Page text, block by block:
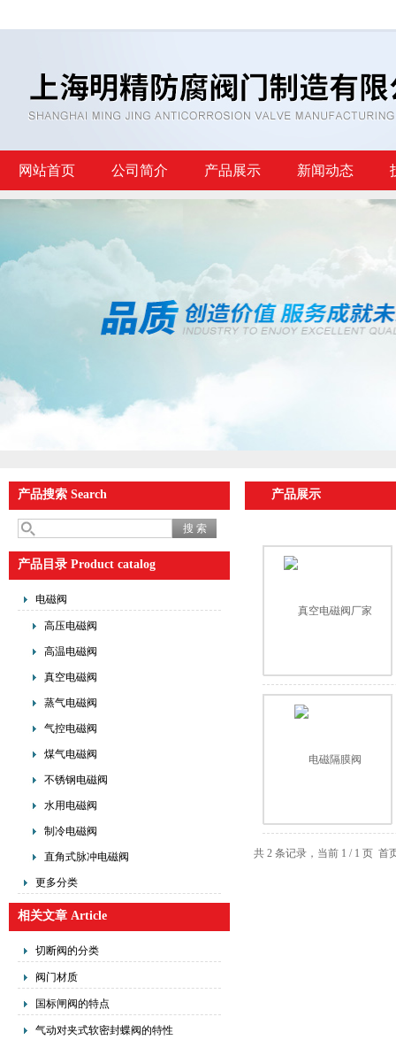
网站首页 公司简介 产品展示 新闻动态
产品搜索 Search
产品目录 Product catalog
电磁阀
高压电磁阀
高温电磁阀
真空电磁阀
蒸气电磁阀
气控电磁阀
煤气电磁阀
不锈钢电磁阀
水用电磁阀
制冷电磁阀
直角式脉冲电磁阀
更多分类
相关文章 Article
切断阀的分类
阀门材质
国标闸阀的特点
气动对夹式软密封蝶阀的特性
产品展示
共 2 条记录，当前 1 / 1 页